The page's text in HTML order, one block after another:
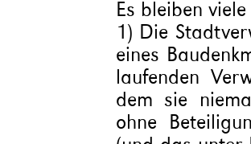
Es bleiben
1) Die
eines
laufenden
dem sie
ohne